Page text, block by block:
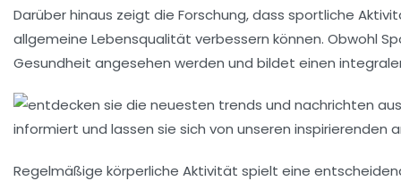
Darüber hinaus zeigt die Forschung, dass sportliche
allgemeine Lebensqualität verbessern können. Obwohl
Gesundheit angesehen werden und bildet einen
Regelmäßige körperliche Aktivität spielt eine